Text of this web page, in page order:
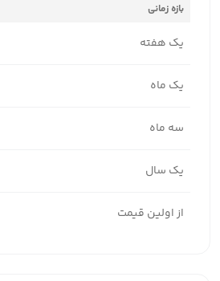
بازه زمانی
یک هفته
یک ماه
سه ماه
یک سال
از اولین قیمت